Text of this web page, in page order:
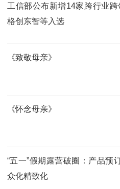
工信部公布新增14家跨行业跨
格创东智等入选
《致敬母亲》
《怀念母亲》
“五一”假期露营破圈：产品预
众化精致化